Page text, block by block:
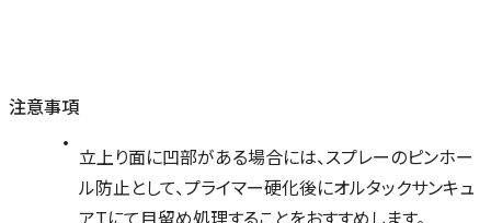
注意事項
立上り面に凹部がある場合には、スプレーのピンホー
ル防止として、プライマー硬化後にオルタックサンキュ